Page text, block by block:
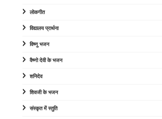
लोकगीत
विद्यालय प्रार्थना
विष्णु भजन
वैष्णो देवी के भजन
शनिदेव
शिवजी के भजन
संस्कृत में स्तुति